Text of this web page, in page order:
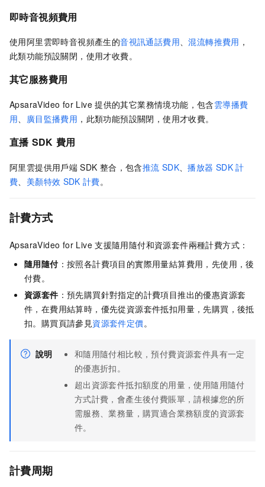
即時音視頻費用
使用阿里雲即時音視頻產生的音視訊通話費用、混流轉推費用 ，
此類功能預設關閉，使用才收費。
其它服務費用
ApsaraVideo for Live 提供的其它業務情境功能，包含雲導播費
用
廣目監播費用 ，此類功能預設關閉，使用才收費。
直播 SDK 費用
阿里雲提供用戶端 SDK 整合，包含推流 SDK、播放器 SDK 計
費
美顏特效 SDK 計費。
計費方式
ApsaraVideo for Live 支援隨用隨付和資源套件兩種計費方式：
隨用隨付：按照各計費項目的實際用量結算費用，先使用，後
付費。
資源套件 ：預先購買針對指定的計費項目推出的優惠資源套
件，在費用結算時，優先從資源套件抵扣用量，先購買，後抵
扣。購買頁請參見資源套件定價。
說明
和隨用隨付相比較，預付費資源套件具有一定
的優惠折扣。
超出資源套件抵扣額度的用量，使用隨用隨付
方式計費，會產生後付費賬單，請根據您的所
需服務、業務量，購買適合業務額度的資源套
件。
計費周期